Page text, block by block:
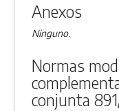
Anexos
Ninguno.
Normas
conjunta